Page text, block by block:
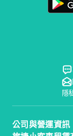
隱
公司與營運資訊